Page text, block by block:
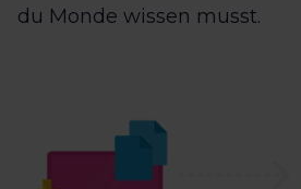
du Monde wissen musst.